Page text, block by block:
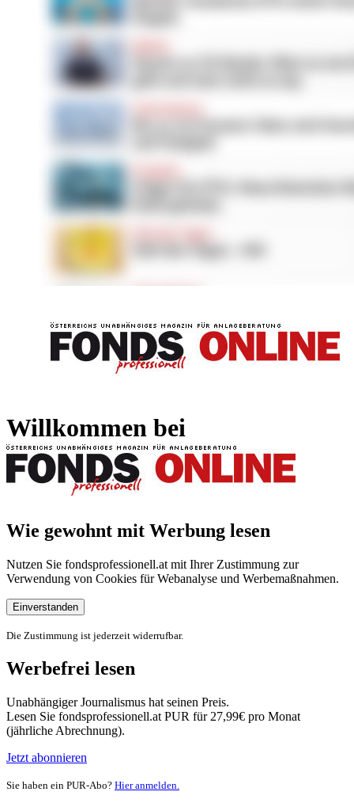
Willkommen bei
Wie gewohnt mit Werbung lesen
Nutzen Sie fondsprofessionell.at mit Ihrer Zustimmung zur
Verwendung von Cookies für Webanalyse und Werbemaßnahmen.
Einverstanden
Die Zustimmung ist jederzeit widerrufbar.
Werbefrei lesen
Unabhängiger Journalismus hat seinen Preis.
Lesen Sie fondsprofessionell.at PUR für 27,99€ pro Monat
(jährliche Abrechnung).
Jetzt abonnieren
Sie haben ein PUR-Abo? Hier anmelden.